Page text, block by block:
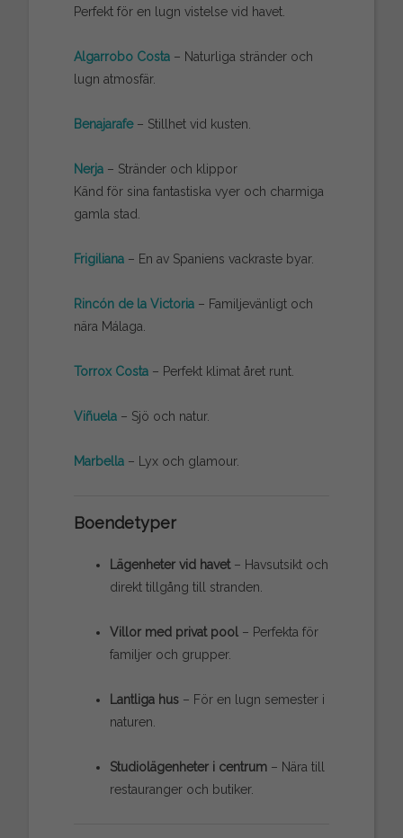
Perfekt för en lugn vistelse vid havet.
Algarrobo Costa– Naturliga stränder och
lugn atmosfär.
Benajarafe– Stillhet vid kusten.
Nerja– Stränder och klippor
Känd för sina fantastiska vyer och charmiga
gamla stad.
Frigiliana– En av Spaniens vackraste byar.
Rincón de la Victoria– Familjevänligt och
nära Málaga.
Torrox Costa– Perfekt klimat året runt.
Viñuela– Sjö och natur.
Marbella– Lyx och glamour.
Boendetyper
Lägenheter vid havet– Havsutsikt och
direkt tillgång till stranden.
Villor med privat pool– Perfekta för
familjer och grupper.
Lantliga hus– För en lugn semester i
naturen.
Studiolägenheter i centrum– Nära till
restauranger och butiker.